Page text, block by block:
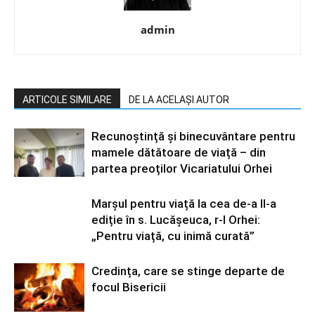
admin
ARTICOLE SIMILARE DE LA ACELAȘI AUTOR
Recunoștință și binecuvântare pentru
mamele dătătoare de viață – din
partea preoților Vicariatului Orhei
Marșul pentru viață la cea de-a II-a
ediție în s. Lucășeuca, r-l Orhei:
„Pentru viață, cu inimă curată”
Credința, care se stinge departe de
focul Bisericii